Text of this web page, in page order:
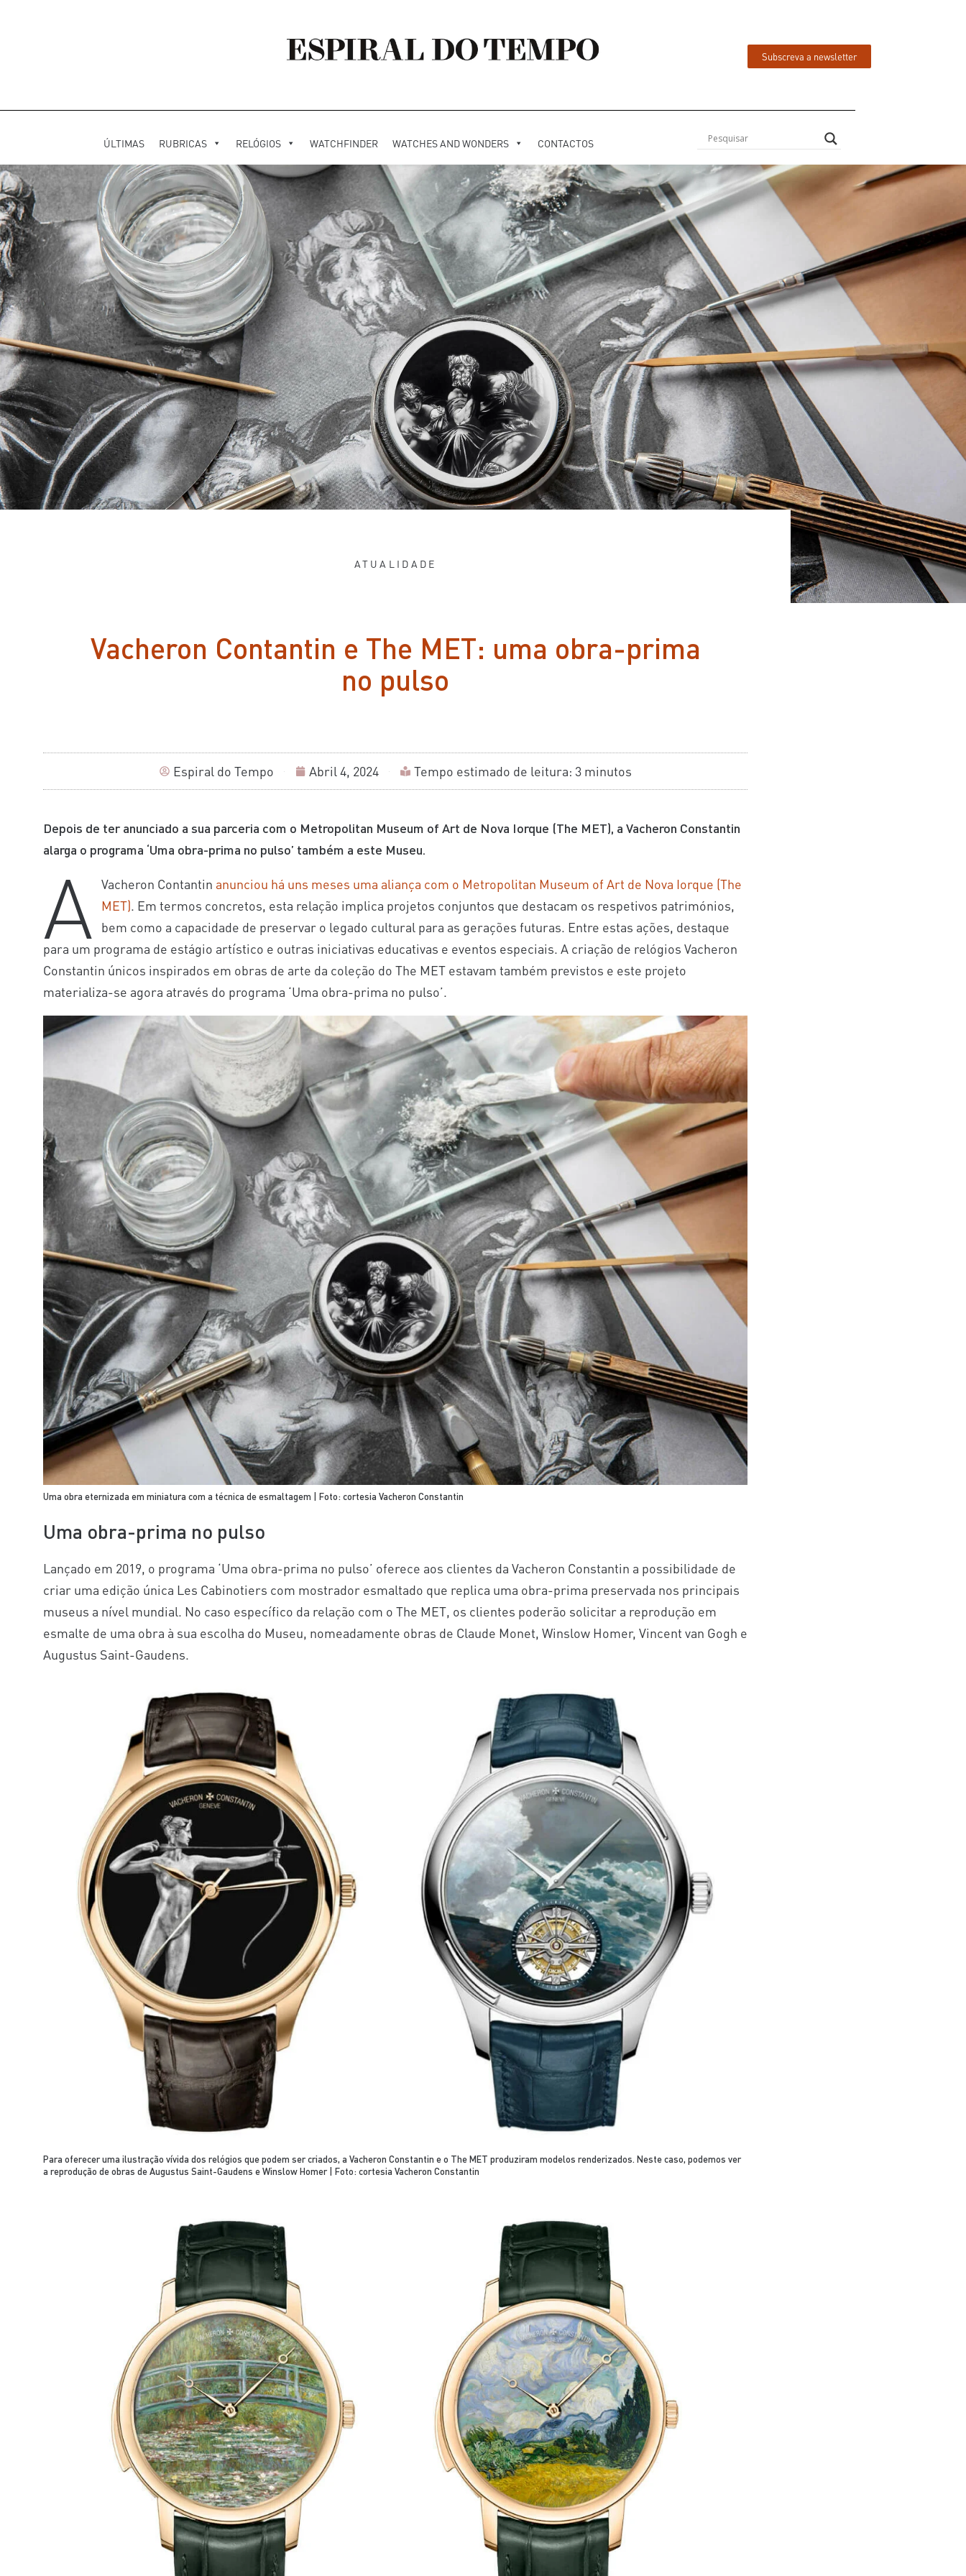
Subscreva a newsletter
ÚLTIMAS RUBRICAS RELÓGIOS WATCHFINDER WATCHES AND WONDERS CONTACTOS
ATUALIDADE
Vacheron Contantin e The MET: uma obra-prima
no pulso
Espiral do Tempo Abril 4, 2024 Tempo estimado de leitura: 3 minutos
Depois de ter anunciado a sua parceria com o Metropolitan Museum of Art de Nova Iorque (The MET), a Vacheron Constantin
alarga o programa ‘Uma obra-prima no pulso’ também a este Museu.
A Vacheron Contantin anunciou há uns meses uma aliança com o Metropolitan Museum of Art de Nova Iorque (The
MET). Em termos concretos, esta relação implica projetos conjuntos que destacam os respetivos patrimónios,
bem como a capacidade de preservar o legado cultural para as gerações futuras. Entre estas ações, destaque
para um programa de estágio artístico e outras iniciativas educativas e eventos especiais. A criação de relógios Vacheron
Constantin únicos inspirados em obras de arte da coleção do The MET estavam também previstos e este projeto
materializa-se agora através do programa ‘Uma obra-prima no pulso’.
Uma obra eternizada em miniatura com a técnica de esmaltagem | Foto: cortesia Vacheron Constantin
Uma obra-prima no pulso
Lançado em 2019, o programa ‘Uma obra-prima no pulso’ oferece aos clientes da Vacheron Constantin a possibilidade de
criar uma edição única Les Cabinotiers com mostrador esmaltado que replica uma obra-prima preservada nos principais
museus a nível mundial. No caso específico da relação com o The MET, os clientes poderão solicitar a reprodução em
esmalte de uma obra à sua escolha do Museu, nomeadamente obras de Claude Monet, Winslow Homer, Vincent van Gogh e
Augustus Saint-Gaudens.
Para oferecer uma ilustração vívida dos relógios que podem ser criados, a Vacheron Constantin e o The MET produziram modelos renderizados. Neste caso, podemos ver
a reprodução de obras de Augustus Saint-Gaudens e Winslow Homer | Foto: cortesia Vacheron Constantin